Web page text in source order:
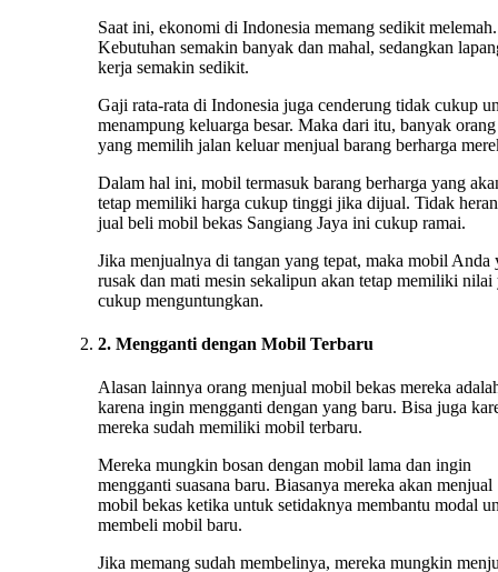
Saat ini, ekonomi di Indonesia memang sedikit melemah.
Kebutuhan semakin banyak dan mahal, sedangkan
kerja semakin sedikit.
Gaji rata-rata di Indonesia juga cenderung tidak cukup
menampung keluarga besar. Maka dari itu, banyak orang
yang memilih jalan keluar menjual barang berharga
Dalam hal ini, mobil termasuk barang berharga yang
tetap memiliki harga cukup tinggi jika dijual. Tidak
jual beli mobil bekas Sangiang Jaya ini cukup ramai.
Jika menjualnya di tangan yang tepat, maka mobil Anda
rusak dan mati mesin sekalipun akan tetap memiliki nilai
cukup menguntungkan.
2. Mengganti dengan Mobil Terbaru
Alasan lainnya orang menjual mobil bekas mereka
karena ingin mengganti dengan yang baru. Bisa juga
mereka sudah memiliki mobil terbaru.
Mereka mungkin bosan dengan mobil lama dan ingin
mengganti suasana baru. Biasanya mereka akan menjual
mobil bekas ketika untuk setidaknya membantu modal
membeli mobil baru.
Jika memang sudah membelinya, mereka mungkin